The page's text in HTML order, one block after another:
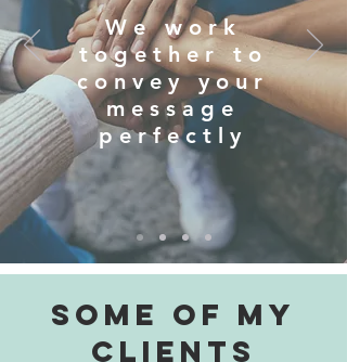
We work
together to
convey your
message
perfectly
SOME OF MY
CLIENTS